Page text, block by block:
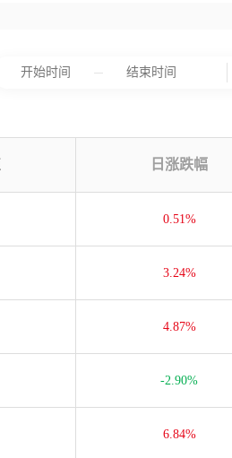
日涨跌幅
0.51%
3.24%
4.87%
-2.90%
6.84%